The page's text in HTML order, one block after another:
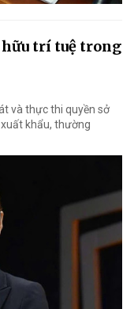
hữu trí tuệ trong
và thực thi quyền sở
khẩu, thường